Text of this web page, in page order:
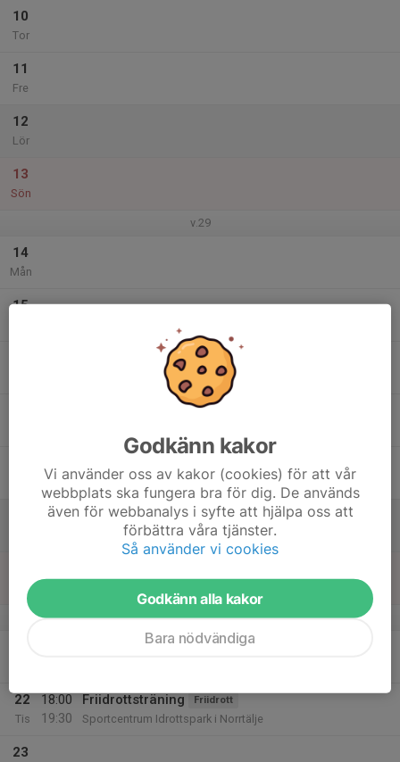
10
Tor
11
Fre
12
Lör
13
Sön
v.29
14
Mån
15
Sön
v.30
22
Tis
18:00
19:30
Friidrottsträning Friidrott
Sportcentrum Idrottspark i Norrtälje
23
Godkänn kakor
Vi använder oss av kakor (cookies) för att vår
webbplats ska fungera bra för dig. De används
även för webbanalys i syfte att hjälpa oss att
förbättra våra tjänster.
Så använder vi cookies
Godkänn alla kakor
Bara nödvändiga